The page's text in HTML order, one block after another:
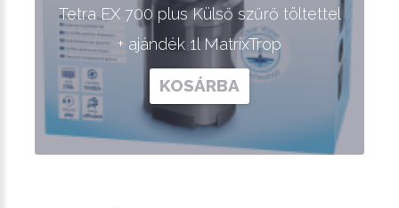
Tetra EX 700 plus Külső szűrő töltettel
+ ajándék 1l MatrixTrop
KOSÁRBA